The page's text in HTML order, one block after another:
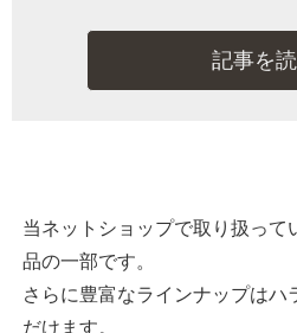
記事を
当ネットショップで取り扱って
品の一部です。
さらに豊富なラインナップはハ
だけます。